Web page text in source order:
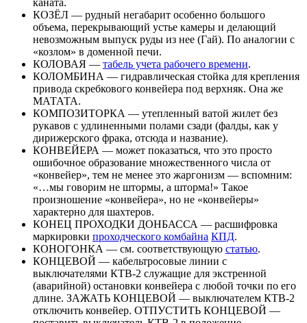
каната.
КОЗЁЛ — рудный негабарит особенно большого
объема, перекрывающий устье камеры и делающий
невозможным выпуск руды из нее (Гай). По аналогии с
«козлом» в доменной печи.
КОЛОВАЯ — табель учета рабочего времени.
КОЛОМБИНА — гидравлическая стойка для крепления
привода скребкового конвейера под верхняк. Она же
МАТАТА.
КОМПОЗИТОРКА — утепленный ватой жилет без
рукавов с удлиненными полами сзади (фалды, как у
дирижерского фрака, отсюда и название).
КОНВЕЙЕРА — может показаться, что это просто
ошибочное образование множественного числа от
«конвейер», тем не менее это жаргонизм — вспомним:
«…мы говорим не штормы, а шторма!» Такое
произношение «конвейера», но не «конвейеры»
характерно для шахтеров.
КОНЕЦ ПРОХОДКИ ДОНБАССА — расшифровка
маркировки проходческого комбайна КПД.
КОНОГОНКА — см. соответствующую статью.
КОНЦЕВОЙ — кабельтросовые линии с
выключателями КТВ-2 служащие для экстренной
(аварийной) остановки конвейера с любой точки по его
длине. ЗАЖАТЬ КОНЦЕВОЙ — выключателем КТВ-2
отключить конвейер. ОТПУСТИТЬ КОНЦЕВОЙ —